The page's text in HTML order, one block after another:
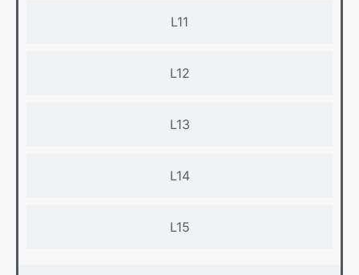
L11
L12
L13
L14
L15